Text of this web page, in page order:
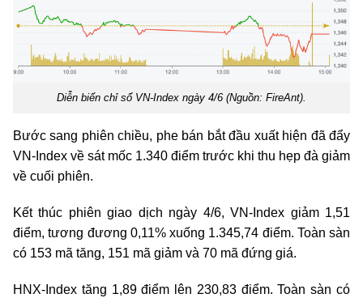
Diễn biến chỉ số VN-Index ngày 4/6 (Nguồn: FireAnt).
Bước sang phiên chiều, phe bán bắt đầu xuất hiện đã đẩy
VN-Index về sát mốc 1.340 điểm trước khi thu hẹp đà giảm
về cuối phiên.
Kết thúc phiên giao dịch ngày 4/6, VN-Index giảm 1,51
điểm, tương đương 0,11% xuống 1.345,74 điểm. Toàn sàn
có 153 mã tăng, 151 mã giảm và 70 mã đứng giá.
HNX-Index tăng 1,89 điểm lên 230,83 điểm. Toàn sàn có